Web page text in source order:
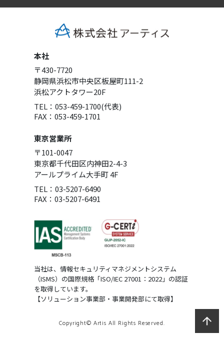
本社
〒430-7720
静岡県浜松市中央区板屋町111-2
浜松アクトタワー20F
TEL：053-459-1700(代表)
FAX：053-459-1701
東京営業所
〒101-0047
東京都千代田区内神田2-4-3
アールプライム大手町 4F
TEL：03-5207-6490
FAX：03-5207-6491
当社は、情報セキュリティマネジメントシステム
（ISMS）の国際規格「ISO/IEC 27001：2022」の認証
を取得しています。
【ソリューション事業部・事業開発部にて取得】
Copyright© Artis All Rights Reserved.